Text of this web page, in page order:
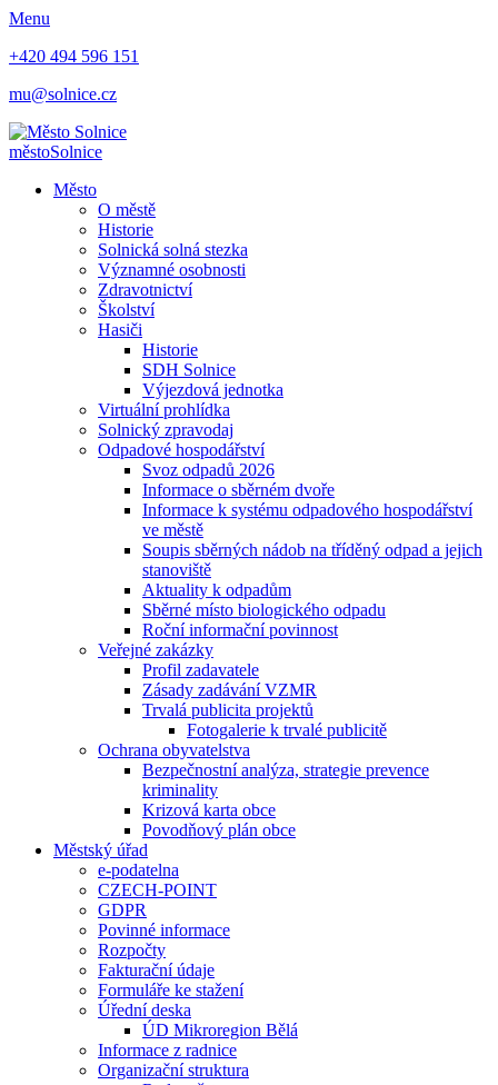
Menu
+420 494 596 151
mu@solnice.cz
městoSolnice
Město
O městě
Historie
Solnická solná stezka
Významné osobnosti
Zdravotnictví
Školství
Hasiči
Historie
SDH Solnice
Výjezdová jednotka
Virtuální prohlídka
Solnický zpravodaj
Odpadové hospodářství
Svoz odpadů 2026
Informace o sběrném dvoře
Informace k systému odpadového hospodářství
ve městě
Soupis sběrných nádob na tříděný odpad a jejich
stanoviště
Aktuality k odpadům
Sběrné místo biologického odpadu
Roční informační povinnost
Veřejné zakázky
Profil zadavatele
Zásady zadávání VZMR
Trvalá publicita projektů
Fotogalerie k trvalé publicitě
Ochrana obyvatelstva
Bezpečnostní analýza, strategie prevence
kriminality
Krizová karta obce
Povodňový plán obce
Městský úřad
e-podatelna
CZECH-POINT
GDPR
Povinné informace
Rozpočty
Fakturační údaje
Formuláře ke stažení
Úřední deska
ÚD Mikroregion Bělá
Informace z radnice
Organizační struktura